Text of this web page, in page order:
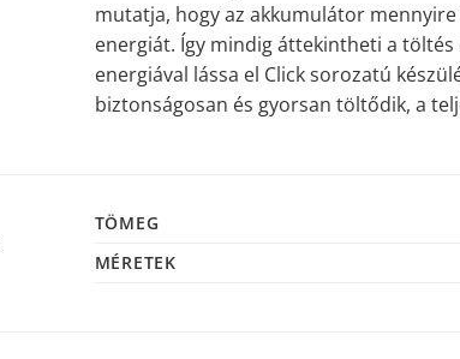
mutatja, hogy az akkumulátor
energiát. Így mindig áttekintheti a
energiával lássa el Click sorozatú
biztonságosan és gyorsan töltődik, a
TÖMEG
MÉRETEK